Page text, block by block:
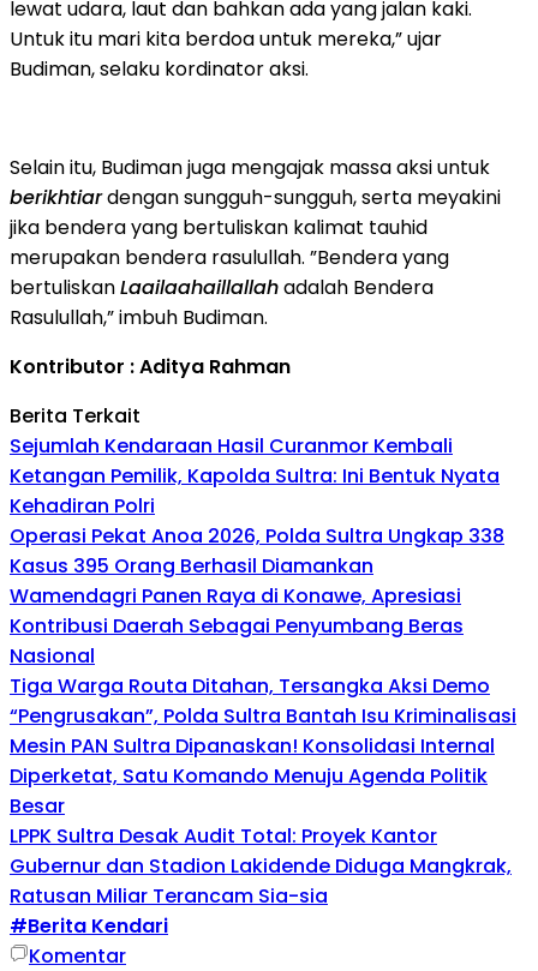
lewat udara, laut dan bahkan ada yang jalan kaki.
Untuk itu mari kita berdoa untuk mereka,” ujar
Budiman, selaku kordinator aksi.
Selain itu, Budiman juga mengajak massa aksi untuk
berikhtiardengan sungguh-sungguh, serta meyakini
jika bendera yang bertuliskan kalimat tauhid
merupakan bendera rasulullah. ”Bendera yang
bertuliskanLaailaahaillallahadalah Bendera
Rasulullah,” imbuh Budiman.
Kontributor : Aditya Rahman
Berita Terkait
Sejumlah Kendaraan Hasil Curanmor Kembali
Ketangan Pemilik, Kapolda Sultra: Ini Bentuk Nyata
Kehadiran Polri
Operasi Pekat Anoa 2026, Polda Sultra Ungkap 338
Kasus 395 Orang Berhasil Diamankan
Wamendagri Panen Raya di Konawe, Apresiasi
Kontribusi Daerah Sebagai Penyumbang Beras
Nasional
Tiga Warga Routa Ditahan, Tersangka Aksi Demo
“Pengrusakan”, Polda Sultra Bantah Isu Kriminalisasi
Mesin PAN Sultra Dipanaskan! Konsolidasi Internal
Diperketat, Satu Komando Menuju Agenda Politik
Besar
LPPK Sultra Desak Audit Total: Proyek Kantor
Gubernur dan Stadion Lakidende Diduga Mangkrak,
Ratusan Miliar Terancam Sia-sia
#Berita Kendari
Komentar